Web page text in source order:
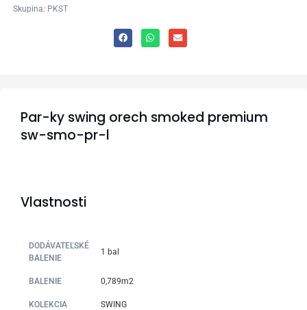
Skupina: PKST
Par-ky swing orech smoked premium
sw-smo-pr-l
Vlastnosti
DODÁVATEĽSKÉ
BALENIE
1 bal
BALENIE 0,789m2
KOLEKCIA SWING